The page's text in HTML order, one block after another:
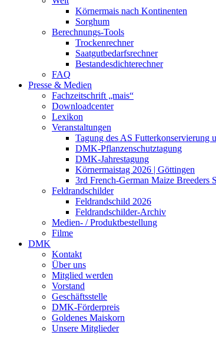
Körnermais nach Kontinenten
Sorghum
Berechnungs-Tools
Trockenrechner
Saatgutbedarfsrechner
Bestandesdichterechner
FAQ
Presse & Medien
Fachzeitschrift „mais“
Downloadcenter
Lexikon
Veranstaltungen
Tagung des AS Futterkonservierung
DMK-Pflanzenschutztagung
DMK-Jahrestagung
Körnermaistag 2026 | Göttingen
3rd French-German Maize Breeders
Feldrandschilder
Feldrandschild 2026
Feldrandschilder-Archiv
Medien- / Produktbestellung
Filme
DMK
Kontakt
Über uns
Mitglied werden
Vorstand
Geschäftsstelle
DMK-Förderpreis
Goldenes Maiskorn
Unsere Mitglieder